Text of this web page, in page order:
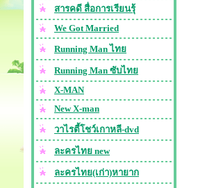
สารคดี สื่อการเรียนรุ้
We Got Married
Running Man ไทย
Running Man ซับไทย
X-MAN
New X-man
วาไรตี้โชว์เกาหลี-dvd
ละครไทย new
ละครไทย(เก่า)หายาก